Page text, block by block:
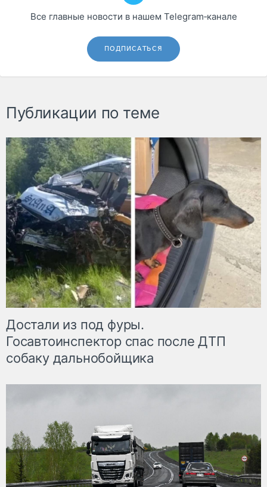
Все главные новости в нашем Telegram‑канале
ПОДПИСАТЬСЯ
Публикации по теме
Достали из под фуры.
Госавтоинспектор спас после ДТП
собаку дальнобойщика